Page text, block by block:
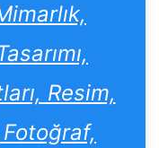
Resim,
Fotoğraf,